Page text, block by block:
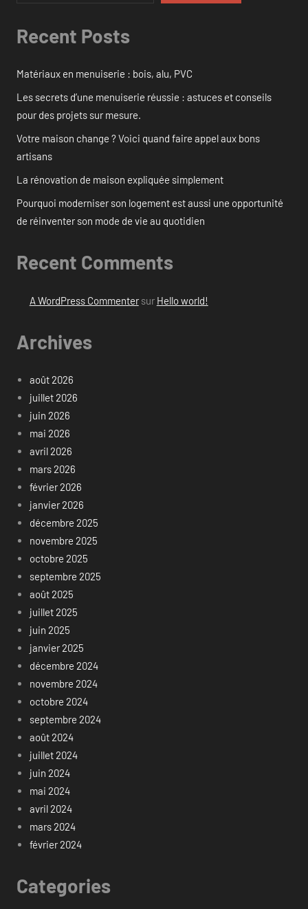
Recent Posts
Matériaux en menuiserie : bois, alu, PVC
Les secrets d’une menuiserie réussie : astuces et conseils
pour des projets sur mesure.
Votre maison change ? Voici quand faire appel aux bons
artisans
La rénovation de maison expliquée simplement
Pourquoi moderniser son logement est aussi une opportunité
de réinventer son mode de vie au quotidien
Recent Comments
A WordPress Commentersur Hello world!
Archives
août 2026
juillet 2026
juin 2026
mai 2026
avril 2026
mars 2026
février 2026
janvier 2026
décembre 2025
novembre 2025
octobre 2025
septembre 2025
août 2025
juillet 2025
juin 2025
janvier 2025
décembre 2024
novembre 2024
octobre 2024
septembre 2024
août 2024
juillet 2024
juin 2024
mai 2024
avril 2024
mars 2024
février 2024
Categories